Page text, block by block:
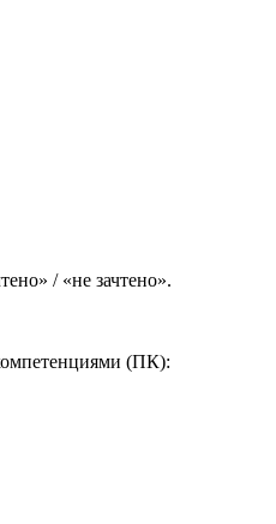
/ «не зачтено».
(ПК):